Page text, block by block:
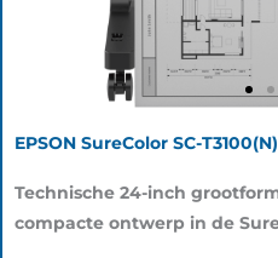
EPSON SureColor SC-T3100(N)
Technische 24-inch
compacte ontwerp in de